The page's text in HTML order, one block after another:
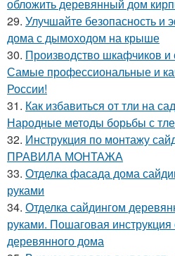
обложить деревянный дом
29. Улучшайте безопасность и
дома с дымоходом на крыше
30. Производство шкафчиков и
Самые профессиональные и
России!
31. Как избавиться от тли на
Народные методы борьбы с
32. Инструкция по монтажу
ПРАВИЛА МОНТАЖА
33. Отделка фасада дома
руками
34. Отделка сайдингом
руками. Пошаговая инструкция
деревянного дома